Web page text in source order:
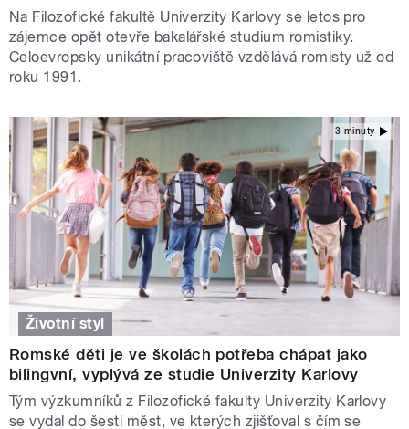
Na Filozofické fakultě Univerzity Karlovy se letos pro
zájemce opět otevře bakalářské studium romistiky.
Celoevropsky unikátní pracoviště vzdělává romisty už od
roku 1991.
3 minuty
Životní styl
Romské děti je ve školách potřeba chápat jako
bilingvní, vyplývá ze studie Univerzity Karlovy
Tým výzkumníků z Filozofické fakulty Univerzity Karlovy
se vydal do šesti měst, ve kterých zjišťoval s čím se